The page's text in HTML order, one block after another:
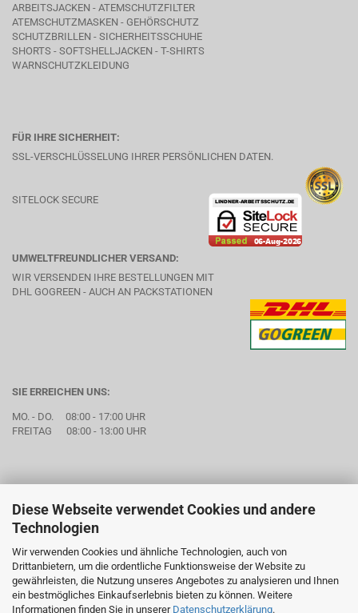
Diese Webseite verwendet Cookies und andere
Technologien
Wir verwenden Cookies und ähnliche Technologien, auch von
Drittanbietern, um die ordentliche Funktionsweise der Website zu
gewährleisten, die Nutzung unseres Angebotes zu analysieren und Ihnen
ein bestmögliches Einkaufserlebnis bieten zu können. Weitere
Informationen finden Sie in unserer Datenschutzerklärung.
ARBEITSJACKEN - ATEMSCHUTZFILTER
ATEMSCHUTZMASKEN - GEHÖRSCHUTZ
SCHUTZBRILLEN - SICHERHEITSSCHUHE
SHORTS - SOFTSHELLJACKEN - T-SHIRTS
WARNSCHUTZKLEIDUNG
FÜR IHRE SICHERHEIT:
SSL-VERSCHLÜSSELUNG IHRER PERSÖNLICHEN DATEN.
SITELOCK SECURE
UMWELTFREUNDLICHER VERSAND:
WIR VERSENDEN IHRE BESTELLUNGEN MIT
DHL GOGREEN - AUCH AN PACKSTATIONEN
SIE ERREICHEN UNS:
MO. - DO. 08:00 - 17:00 UHR
FREITAG 08:00 - 13:00 UHR